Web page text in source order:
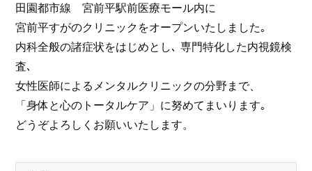
田園都市線 宮前平駅前医療モール内に
宮前平すがのクリニックをオープンいたしました｡
内科全般の諸症状をはじめとし､ 専門特化した内視鏡検
査､
女性医師によるメンタルクリニックの分野まで、
「身体と心のトータルケア」に努めてまいります｡
どうぞよろしくお願いいたします。